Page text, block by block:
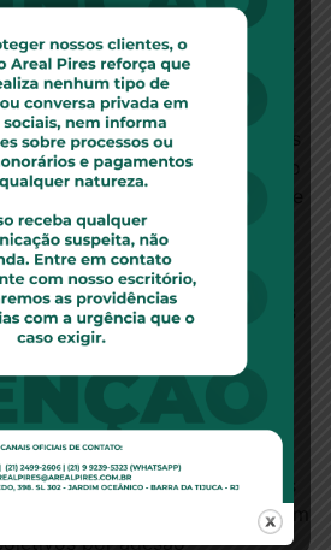
da saúde.
modelo de saúde suplementar
o acesso à saúde é a
coletivos e empresariais.
são coletivos e menos
têm reajuste controlado e não
de contrato. O número de
de planos era equilibrado
a haver um aumento
que um ano depois já
usuários, o dobro dos planos
planos individuais, muitos
estabelecer relações
a preços mais baratos.
familiares para
suas famílias. E há empresas
enquadrar o beneficiário em
por adesão —